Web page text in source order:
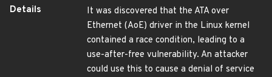
Details
It was discovered that the ATA over
Ethernet (AoE) driver in the Linux kernel
contained a race condition, leading to a
use-after-free vulnerability. An attacker
could use this to cause a denial of service